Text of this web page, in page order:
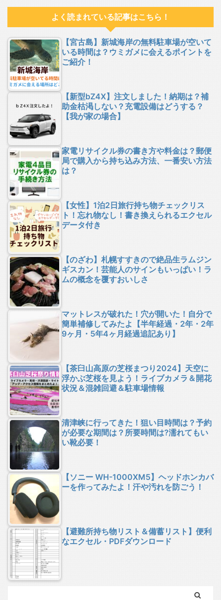
よく読まれている記事はこちら！
【宮古島】新城海岸の無料駐車場が空いて
いる時間は？ウミガメに会えるポイントを
ご紹介！
【新型bZ4X】注文しました！納期は？補
助金枯渇しない？充電設備はどうする？
【我が家の場合】
家電リサイクル券の書き方や料金は？郵便
局で購入から持ち込み方法、一番安い方法
は？
【女性】1泊2日旅行持ち物チェックリス
ト！忘れ物なし！書き換えられるエクセル
データ付き
【のざわ】札幌すすきので絶品生ラムジン
ギスカン！芸能人のサインもいっぱい！ラ
ムの概念を覆すおいしさ
マットレスが破れた！穴が開いた！自分で
簡単補修してみたよ【半年経過・2年・2年
9ヶ月・5年4ヶ月経過追記あり】
【茶臼山高原の芝桜まつり2024】天空に
浮かぶ芝桜を見よう！ライブカメラ＆開花
状況＆混雑回避＆駐車場情報
清津峡に行ってきた！狙い目時間は？予約
が必要な期間は？所要時間は?濡れてもい
い靴必要！
【ソニー WH-1000XM5】ヘッドホンカバ
ーを作ってみたよ！汗や汚れを防ごう！
【避難所持ち物リスト＆備蓄リスト】便利
なエクセル・PDFダウンロード